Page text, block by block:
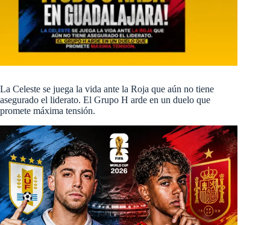
La Celeste se juega la vida ante la Roja que aún no tiene
asegurado el liderato. El Grupo H arde en un duelo que
promete máxima tensión.